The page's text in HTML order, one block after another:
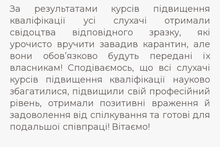
За результатами курсів підвищення
кваліфікації усі слухачі отримали
свідоцтва відповідного зразку, які
урочисто вручити завадив карантин, але
вони обов’язково будуть передані їх
власникам! Сподіваємось, що всі слухачі
курсів підвищення кваліфікації науково
збагатилися, підвищили свій професійний
рівень, отримали позитивні враження й
задоволення від спілкування та готові для
подальшої співпраці! Вітаємо!